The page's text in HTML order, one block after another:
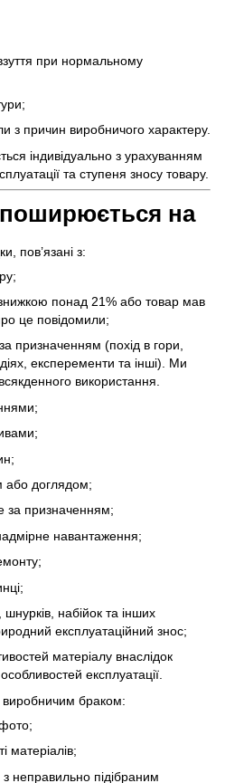
при нормальному
з причин виробничого характеру.
індивідуально з урахуванням
та ступеня зносу товару.
поширюється на
пов’язані з:
понад 21% або товар мав
це повідомили;
призначенням (похід в гори,
експеременти та інші). Ми
використання.
або доглядом;
за призначенням;
навантаження;
набійок та інших
експлуатаційний знос;
матеріалу внаслідок
експлуатації.
браком:
фото;
матеріалів;
неправильно підібраним